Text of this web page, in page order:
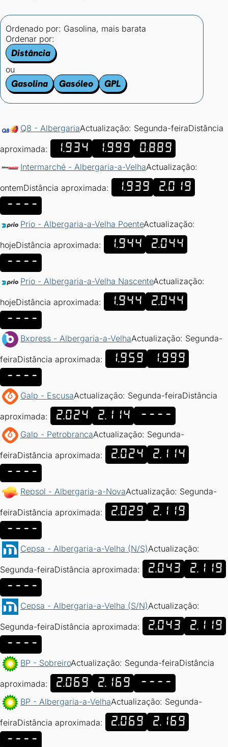
Ordenado por: Gasolina, mais barata
Ordenar por:
Distância
ou
Gasolina Gasóleo GPL
Q8 - AlbergariaActualização: Segunda-feiraDistância
aproximada: 1.934 1.999 0.889
Intermarché - Albergaria-a-VelhaActualização:
ontemDistância aproximada: 1.939
2.019
----
Prio - Albergaria-a-Velha PoenteActualização:
hojeDistância aproximada: 1.944
2.044
----
Prio - Albergaria-a-Velha NascenteActualização:
hojeDistância aproximada: 1.944
2.044
----
Bxpress - Albergaria-a-VelhaActualização: Segunda-
feiraDistância aproximada: 1.959
1.999
----
Galp - EscusaActualização: Segunda-feiraDistância
aproximada: 2.024 2.114 ----
Galp - PetrobrancaActualização: Segunda-
feiraDistância aproximada: 2.024
2.114
----
Repsol - Albergaria-a-NovaActualização: Segunda-
feiraDistância aproximada: 2.029
2.119
----
Cepsa - Albergaria-a-Velha (N/S)Actualização:
Segunda-feiraDistância aproximada: 2.043
2.119
----
Cepsa - Albergaria-a-Velha (S/N)Actualização:
Segunda-feiraDistância aproximada: 2.043
2.119
----
BP - SobreiroActualização: Segunda-feiraDistância
aproximada: 2.069 2.169 ----
BP - Albergaria-a-VelhaActualização: Segunda-
feiraDistância aproximada: 2.069
2.169
----